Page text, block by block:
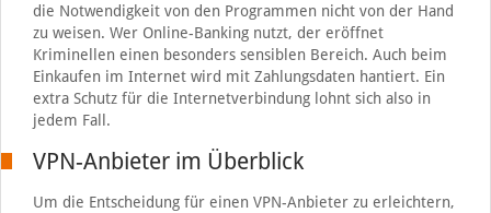
die Notwendigkeit von den Programmen nicht von der Hand
zu weisen. Wer Online-Banking nutzt, der eröffnet
Kriminellen einen besonders sensiblen Bereich. Auch beim
Einkaufen im Internet wird mit Zahlungsdaten hantiert. Ein
extra Schutz für die Internetverbindung lohnt sich also in
jedem Fall.
VPN-Anbieter im Überblick
Um die Entscheidung für einen VPN-Anbieter zu erleichtern,